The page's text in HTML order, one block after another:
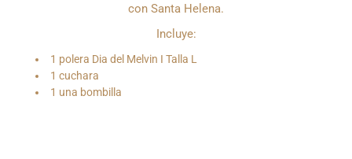
con Santa Helena.
Incluye:
1 polera Dia del Melvin I Talla L
1 cuchara
1 una bombilla